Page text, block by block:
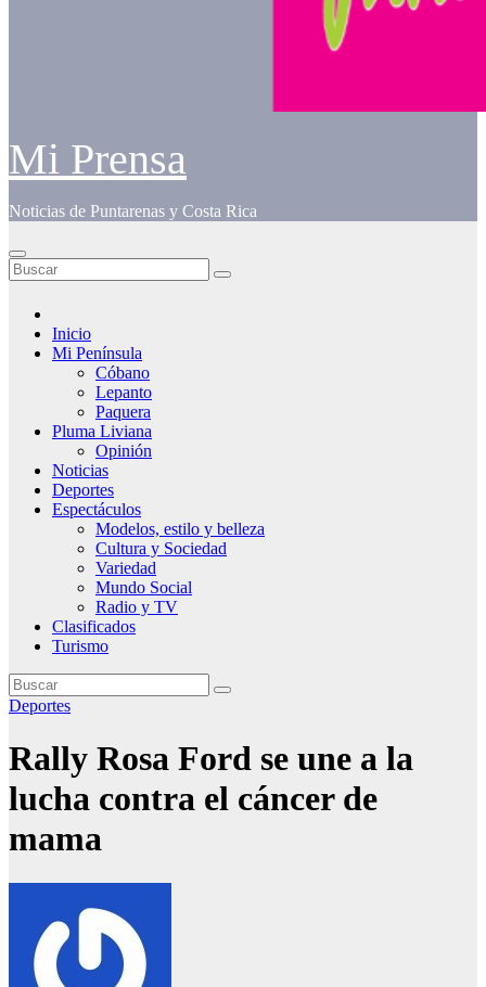
Mi Prensa
Noticias de Puntarenas y Costa Rica
Inicio
Mi Península
Cóbano
Lepanto
Paquera
Pluma Liviana
Opinión
Noticias
Deportes
Espectáculos
Modelos, estilo y belleza
Cultura y Sociedad
Variedad
Mundo Social
Radio y TV
Clasificados
Turismo
Deportes
Rally Rosa Ford se une a la
lucha contra el cáncer de
mama